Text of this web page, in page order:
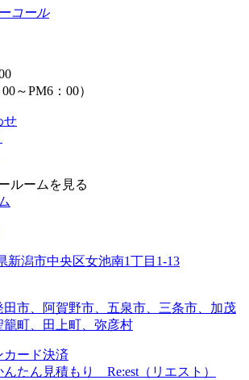
コール
～PM6：00）
せ
ルームを見る
新潟市中央区女池南1丁目1-13
田市、阿賀野市、五泉市、三条市、加茂
籠町、田上町、弥彦村